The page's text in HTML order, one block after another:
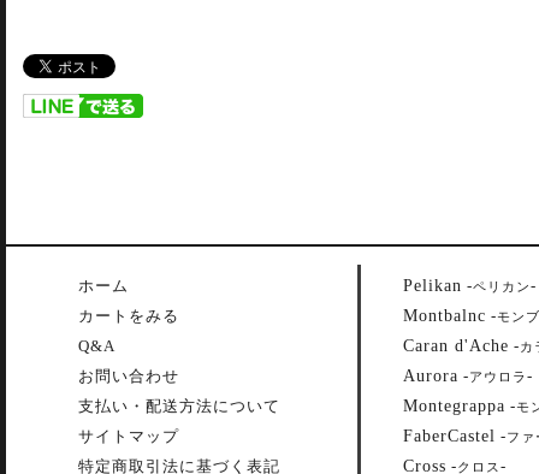
ホーム
カートをみる
Q&A
お問い合わせ
支払い・配送方法について
サイトマップ
特定商取引法に基づく表記
Pelikan -ペリカン-
Montbalnc -モン
Caran d'Ache -カ
Aurora -アウロラ -
Montegrappa -モ
FaberCastel -ファ
Cross -クロス -